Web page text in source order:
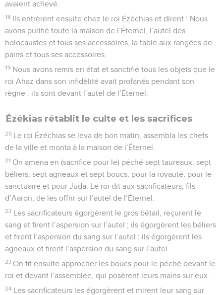
avaient achevé.
18 Ils entrèrent ensuite chez le roi Ézéchias et dirent : Nous
avons purifié toute la maison de l’Éternel, l’autel des
holocaustes et tous ses accessoires, la table aux rangées de
pains et tous ses accessoires.
19 Nous avons remis en état et sanctifié tous les objets que le
roi Ahaz dans son infidélité avait profanés pendant son
règne : ils sont devant l’autel de l’Éternel.
Ézékias rétablit le culte et les sacrifices
20 Le roi Ézéchias se leva de bon matin, assembla les chefs
de la ville et monta à la maison de l’Éternel.
21 On amena en (sacrifice pour le) péché sept taureaux, sept
béliers, sept agneaux et sept boucs, pour la royauté, pour le
sanctuaire et pour Juda. Le roi dit aux sacrificateurs, fils
d’Aaron, de les offrir sur l’autel de l’Éternel.
22 Les sacrificateurs égorgèrent le gros bétail, reçurent le
sang et firent l’aspersion sur l’autel ; ils égorgèrent les béliers
et firent l’aspersion du sang sur l’autel ; ils égorgèrent les
agneaux et firent l’aspersion du sang sur l’autel.
23 On fit ensuite approcher les boucs pour le péché devant le
roi et devant l’assemblée, qui posèrent leurs mains sur eux.
24 Les sacrificateurs les égorgèrent et mirent leur sang sur